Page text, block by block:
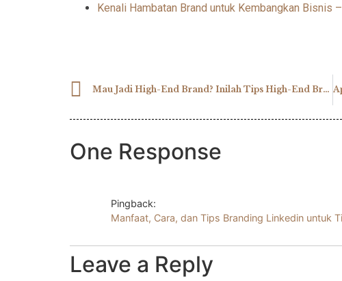
Kenali Hambatan Brand untuk Kembangkan Bisnis
Mau Jadi High-End Brand? Inilah Tips High-End Branding
One Response
Pingback:
Manfaat, Cara, dan Tips Branding Linkedin untuk
Leave a Reply